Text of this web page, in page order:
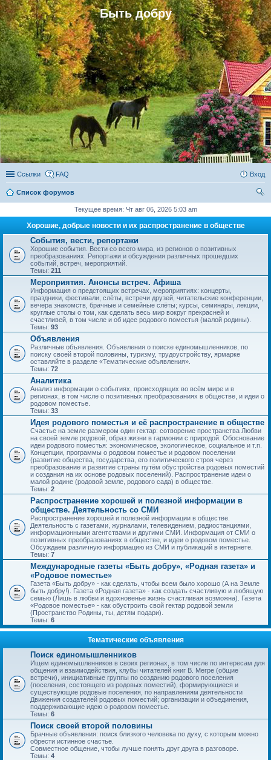
Быть добру
Ссылки FAQ Вход
Список форумов
Текущее время: Чт авг 06, 2026 5:03 am
Хорошие, добрые новости и их распространение в обществе
События, вести, репортажи
Хорошие события. Вести со всего мира, из регионов о позитивных
преобразованиях. Репортажи и обсуждения различных прошедших
событий, встреч, мероприятий.
Темы: 211
Мероприятия. Анонсы встреч. Афиша
Информация о предстоящих встречах, мероприятиях: концерты,
праздники, фестивали, слёты, встречи друзей, читательские конференции,
вечера знакомств, брачные и семейные слёты; курсы, семинары, лекции,
круглые столы о том, как сделать весь мир вокруг прекрасней и
счастливей, в том числе и об идее родового поместья (малой родины).
Темы: 93
Объявления
Различные объявления. Объявления о поиске единомышленников, по
поиску своей второй половины, туризму, трудоустройству, ярмарке
оставляйте в разделе «Тематические объявления».
Темы: 72
Аналитика
Анализ информации о событиях, происходящих во всём мире и в
регионах, в том числе о позитивных преобразованиях в обществе, и идеи о
родовом поместье.
Темы: 33
Идея родового поместья и её распространение в обществе
Счастье на земле размером один гектар: сотворение пространства Любви
на своей земле родовой, образ жизни в гармонии с природой. Обоснование
идеи родового поместья: экономическое, экологическое, социальное и т.п.
Концепции, программы о родовом поместье и родовом поселении
(развитие общества, государства, его политического строя через
преобразование и развитие страны путём обустройства родовых поместий
и создания на их основе родовых поселений). Распространение идеи о
малой родине (родовой земле, родового сада) в обществе.
Темы: 2
Распространение хорошей и полезной информации в
обществе. Деятельность со СМИ
Распространение хорошей и полезной информации в обществе.
Деятельность с газетами, журналами, телевидением, радиостанциями,
информационными агентствами и другими СМИ. Информация от СМИ о
позитивных преобразованиях в обществе, и идеи о родовом поместье.
Обсуждаем различную информацию из СМИ и публикаций в интернете.
Темы: 7
Международные газеты «Быть добру», «Родная газета» и
«Родовое поместье»
Газета «Быть добру» - как сделать, чтобы всем было хорошо (А на Земле
быть добру!). Газета «Родная газета» - как создать счастливую и любящую
семью (Лишь в любви и вдохновенье жизнь счастливая возможна). Газета
«Родовое поместье» - как обустроить свой гектар родовой земли
(Пространство Родины, ты, детям подари).
Темы: 6
Тематические объявления
Поиск единомышленников
Ищем единомышленников в своих регионах, в том числе по интересам для
общения и взаимодействия, клубы читателей книг В. Мегре (общие
встречи), инициативные группы по созданию родового поселения
(поселения, состоящего из родовых поместий), формирующиеся и
существующие родовые поселения, по направлениям деятельности
Движения создателей родовых поместий; организации и объединения,
поддерживающие идею о родовом поместье.
Темы: 6
Поиск своей второй половины
Брачные объявления: поиск близкого человека по духу, с которым можно
обрести истинное счастье.
Совместное общение, чтобы лучше понять друг друга в разговоре.
Темы: 4